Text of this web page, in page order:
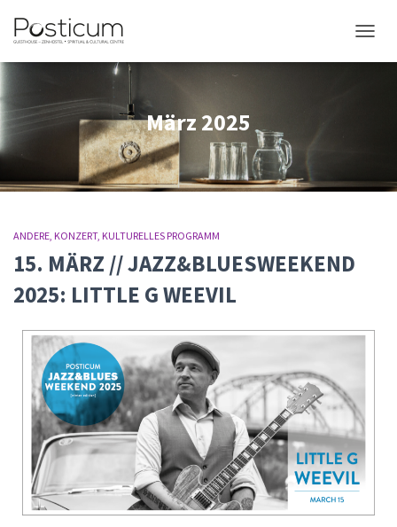
März 2025
ANDERE KONZERT KULTURELLES PROGRAMM
15. MÄRZ // JAZZ&BLUESWEEKEND
2025: LITTLE G WEEVIL